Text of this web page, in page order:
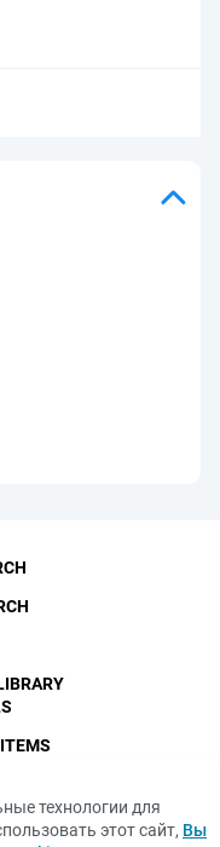
Data
are технологии для
этот сайт, Вы